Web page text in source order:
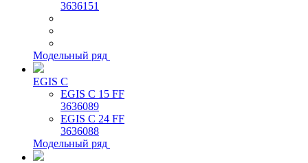
3636151
Модельный ряд
EGIS C
EGIS C 15 FF
3636089
EGIS C 24 FF
3636088
Модельный ряд